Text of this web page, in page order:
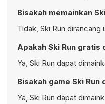
Bisakah memainkan
Tidak, Ski Run
Apakah Ski Run gratis
Ya, Ski Run dapat
Bisakah game Ski
Ya, Ski Run dapat